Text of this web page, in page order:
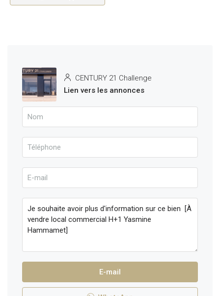
CENTURY 21 Challenge
Lien vers les annonces
E-mail